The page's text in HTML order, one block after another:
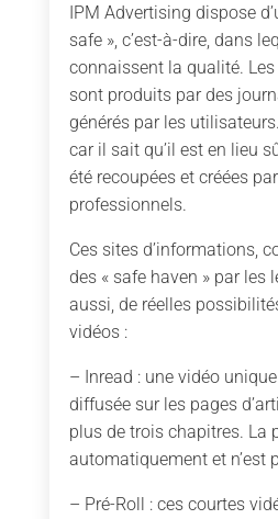
IPM Advertising dispose
safe », c’est-à-dire, dans
connaissent la qualité.
sont produits par des
générés par les
car il sait qu’il est en lieu
été recoupées et créées
professionnels.
Ces sites d’informations,
des « safe haven » par les
aussi, de réelles
vidéos :
– Inread : une vidéo
diffusée sur les pages
plus de trois chapitres. La
automatiquement et n’est
– Pré-Roll : ces courtes